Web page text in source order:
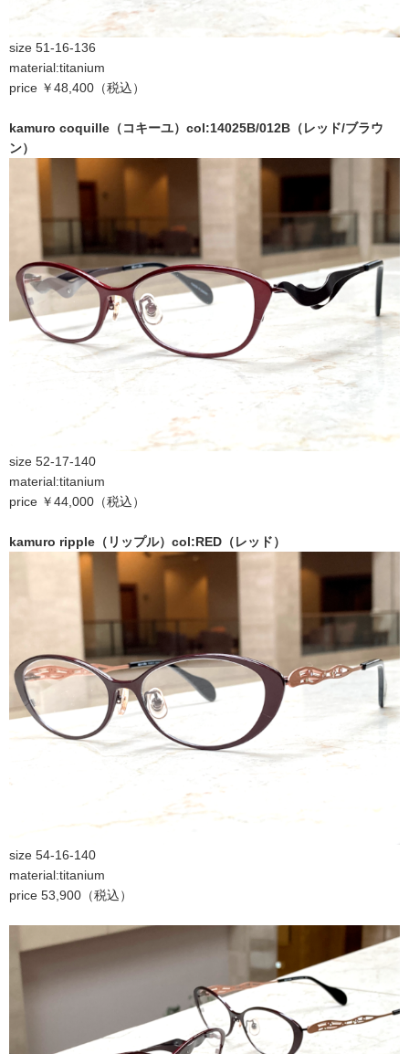
size 51-16-136
material:titanium
price ￥48,400（税込）
kamuro coquille（コキーユ）col:14025B/012B（レッド/ブラウ
ン）
size 52-17-140
material:titanium
price ￥44,000（税込）
kamuro ripple（リップル）col:RED（レッド）
size 54-16-140
material:titanium
price 53,900（税込）